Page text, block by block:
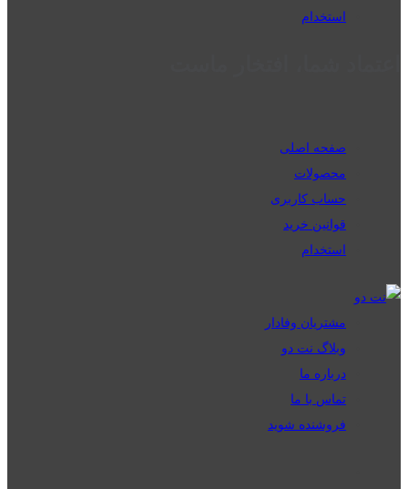
استخدام
صفحه اصلی
محصولات
حساب کاربری
قوانین خرید
استخدام
مشتریان وفادار
وبلاگ نت دو
درباره ما
تماس با ما
فروشنده شوید